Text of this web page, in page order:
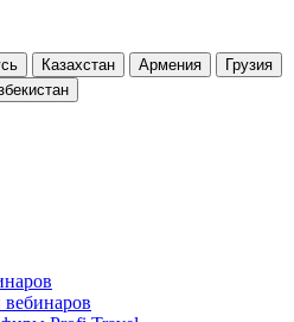
Казахстан Армения
Грузия
вебинаров